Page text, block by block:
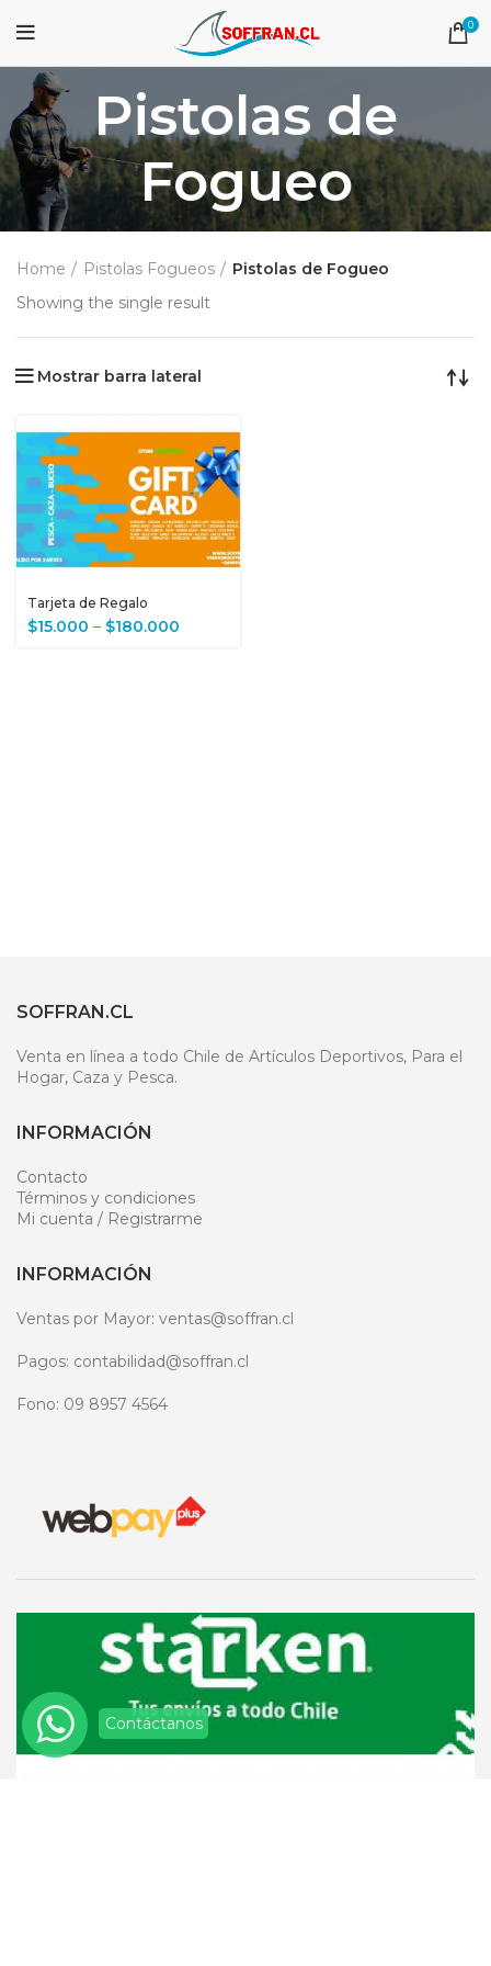
0
Pistolas de
Fogueo
Home Pistolas Fogueos
Pistolas de Fogueo
Showing the single result
Mostrar barra lateral
Tarjeta de Regalo
$15.000 – $180.000
SOFFRAN.CL
Venta en línea a todo Chile de Artículos Deportivos, Para el
Hogar, Caza y Pesca.
INFORMACIÓN
Contacto
Términos y condiciones
Mi cuenta / Registrarme
INFORMACIÓN
Ventas por Mayor: ventas@soffran.cl
Pagos: contabilidad@soffran.cl
Fono: 09 8957 4564